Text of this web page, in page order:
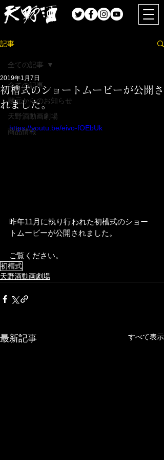
記事
全ての記事
蔵元からのお知らせ
天野酒動画劇場
商品情報
全ての記事
初槽式のショートムービーが公開さ
れました。
2019年1月7日
https://youtu.be/eivo-fOEbUk
昨年11月に執り行われた初槽式のショー
トムービーが公開されました。
ご覧ください。
初槽式
天野酒動画劇場
最新記事 すべて表示